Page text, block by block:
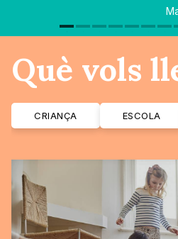
Què vols
CRIANÇA ESCOLA